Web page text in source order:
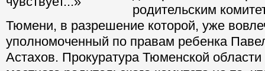
родительским
Тюмени, в разрешение которой, уже
уполномоченный по правам ребенка
Астахов. Прокуратура Тюменской